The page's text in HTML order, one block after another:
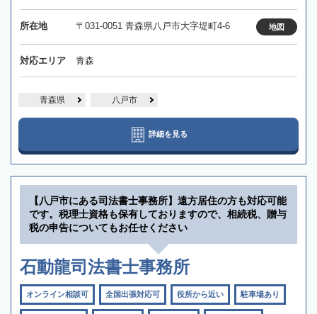
所在地 〒031-0051 青森県八戸市大字堤町4-6 地図
対応エリア 青森
青森県 八戸市
詳細を見る
【八戸市にある司法書士事務所】遠方居住の方も対応可能
です。税理士資格も保有しておりますので、相続税、贈与
税の申告についてもお任せください
石動龍司法書士事務所
オンライン相談可 全国出張対応可 役所から近い 駐車場あり